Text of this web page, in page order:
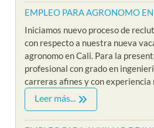
EMPLEO PARA AGRONOMO
Iniciamos nuevo proceso de
con respecto a nuestra nueva
agronomo en Cali. Para la
profesional con grado en
carreras afines y con experiencia
Leer más...